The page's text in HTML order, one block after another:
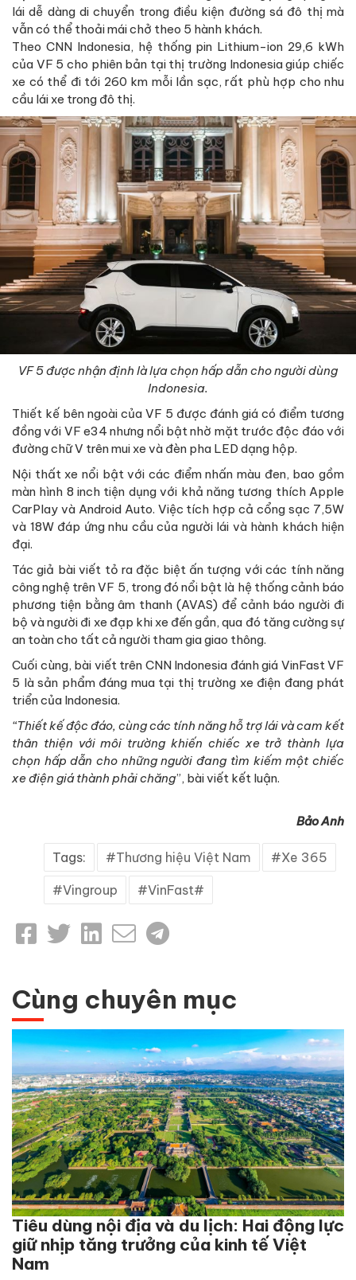
lái dễ dàng di chuyển trong điều kiện đường sá đô thị mà
vẫn có thể thoải mái chở theo 5 hành khách.
Theo CNN Indonesia, hệ thống pin Lithium-ion 29,6 kWh
của VF 5 cho phiên bản tại thị trường Indonesia giúp chiếc
xe có thể đi tới 260 km mỗi lần sạc, rất phù hợp cho nhu
cầu lái xe trong đô thị.
VF 5 được nhận định là lựa chọn hấp dẫn cho người dùng
Indonesia.
Thiết kế bên ngoài của VF 5 được đánh giá có điểm tương
đồng với VF e34 nhưng nổi bật nhờ mặt trước độc đáo với
đường chữ V trên mui xe và đèn pha LED dạng hộp.
Nội thất xe nổi bật với các điểm nhấn màu đen, bao gồm
màn hình 8 inch tiện dụng với khả năng tương thích Apple
CarPlay và Android Auto. Việc tích hợp cả cổng sạc 7,5W
và 18W đáp ứng nhu cầu của người lái và hành khách hiện
đại.
Tác giả bài viết tỏ ra đặc biệt ấn tượng với các tính năng
công nghệ trên VF 5, trong đó nổi bật là hệ thống cảnh báo
phương tiện bằng âm thanh (AVAS) để cảnh báo người đi
bộ và người đi xe đạp khi xe đến gần, qua đó tăng cường sự
an toàn cho tất cả người tham gia giao thông.
Cuối cùng, bài viết trên CNN Indonesia đánh giá VinFast VF
5 là sản phẩm đáng mua tại thị trường xe điện đang phát
triển của Indonesia.
“Thiết kế độc đáo, cùng các tính năng hỗ trợ lái và cam kết
thân thiện với môi trường khiến chiếc xe trở thành lựa
chọn hấp dẫn cho những người đang tìm kiếm một chiếc
xe điện giá thành phải chăng”, bài viết kết luận.
Bảo Anh
Tags: Thương hiệu Việt Nam Xe 365
Vingroup VinFast#
Cùng chuyên mục
Tiêu dùng nội địa và du lịch: Hai động lực
giữ nhịp tăng trưởng của kinh tế Việt
Nam